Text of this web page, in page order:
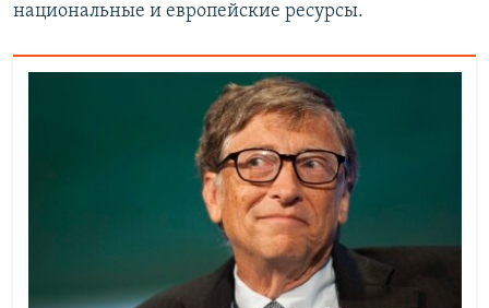
национальные и европейские ресурсы.